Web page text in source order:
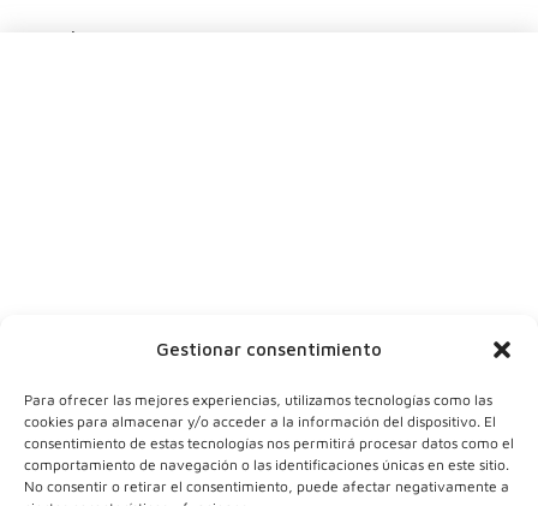
Gestionar consentimiento
Para ofrecer las mejores experiencias, utilizamos tecnologías como las
cookies para almacenar y/o acceder a la información del dispositivo. El
consentimiento de estas tecnologías nos permitirá procesar datos como el
comportamiento de navegación o las identificaciones únicas en este sitio.
No consentir o retirar el consentimiento, puede afectar negativamente a
Suscríbete